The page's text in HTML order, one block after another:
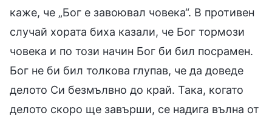
каже, че „Бог е завоювал човека“. В противен
случай хората биха казали, че Бог тормози
човека и по този начин Бог би бил посрамен.
Бог не би бил толкова глупав, че да доведе
делото Си безмълвно до край. Така, когато
делото скоро ще завърши, се надига вълна от